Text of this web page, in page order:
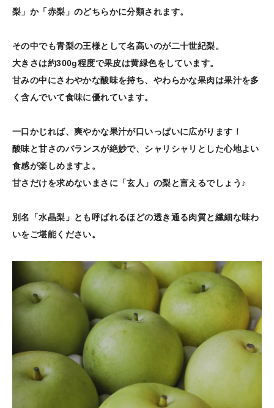
梨」か「赤梨」のどちらかに分類されます。
その中でも青梨の王様として名高いのが二十世紀梨。
大きさは約300g程度で果皮は黄緑色をしています。
甘みの中にさわやかな酸味を持ち、やわらかな果肉は果汁を多
く含んでいて食味に優れています。
一口かじれば、爽やかな果汁が口いっぱいに広がります！
酸味と甘さのバランスが絶妙で、シャリシャリとした心地よい
食感が楽しめますよ。
甘さだけを求めないまさに「玄人」の梨と言えるでしょう♪
別名「水晶梨」とも呼ばれるほどの透き通る肉質と繊細な味わ
いをご堪能ください。